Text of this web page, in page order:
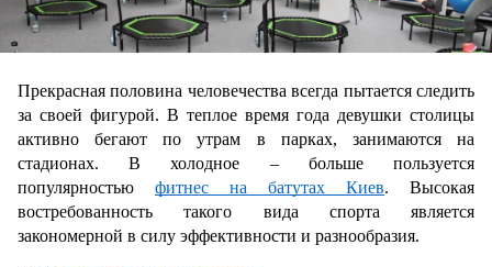
Прекрасная половина человечества всегда пытается следить
за своей фигурой. В теплое время года девушки столицы
активно бегают по утрам в парках, занимаются на
стадионах. В холодное – больше пользуется
популярностью фитнес на батутах Киев. Высокая
востребованность такого вида спорта является
закономерной в силу эффективности и разнообразия.